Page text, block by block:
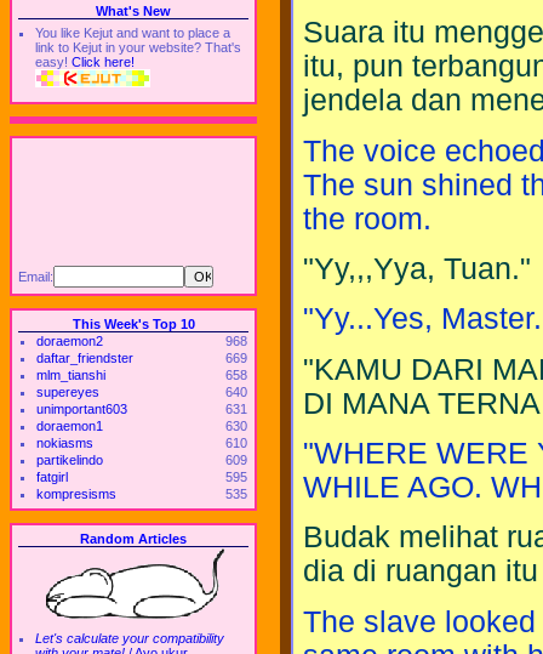
What's New
You like Kejut and want to place a
link to Kejut in your website? That's
easy! Click here!
Email:
This Week's Top 10
doraemon2
968
daftar_friendster
669
mlm_tianshi
658
supereyes
640
unimportant603
631
doraemon1
630
nokiasms
610
partikelindo
609
fatgirl
595
kompresisms
535
Random Articles
Let's calculate your compatibility
Suara itu
itu, pun
jendela dan
The voice
The sun shined
the room.
"Yy,,,Yya, Tuan."
"Yy...Yes,
"KAMU DARI
DI MANA
"WHERE WERE
WHILE AGO.
Budak melihat
dia di ruangan
The slave